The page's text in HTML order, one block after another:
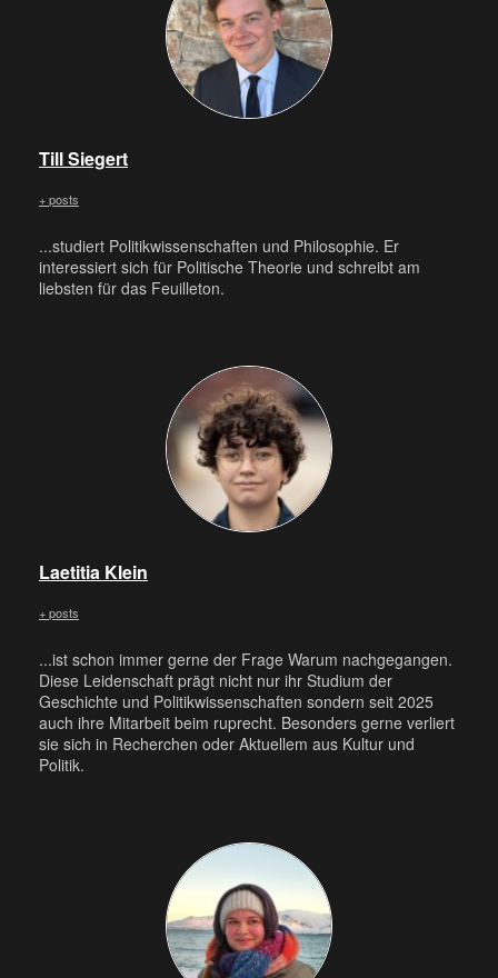
Till Siegert
+ posts
...studiert Politikwissenschaften und Philosophie. Er
interessiert sich für Politische Theorie und schreibt am
liebsten für das Feuilleton.
Laetitia Klein
+ posts
...ist schon immer gerne der Frage Warum nachgegangen.
Diese Leidenschaft prägt nicht nur ihr Studium der
Geschichte und Politikwissenschaften sondern seit 2025
auch ihre Mitarbeit beim ruprecht. Besonders gerne verliert
sie sich in Recherchen oder Aktuellem aus Kultur und
Politik.